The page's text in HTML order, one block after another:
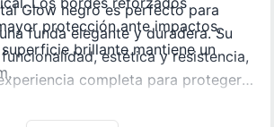
protección ante impactos,
brillante mantiene un
Glow negro es perfecto para
funda elegante y duradera. Su
estética y resistencia,
completa para proteger